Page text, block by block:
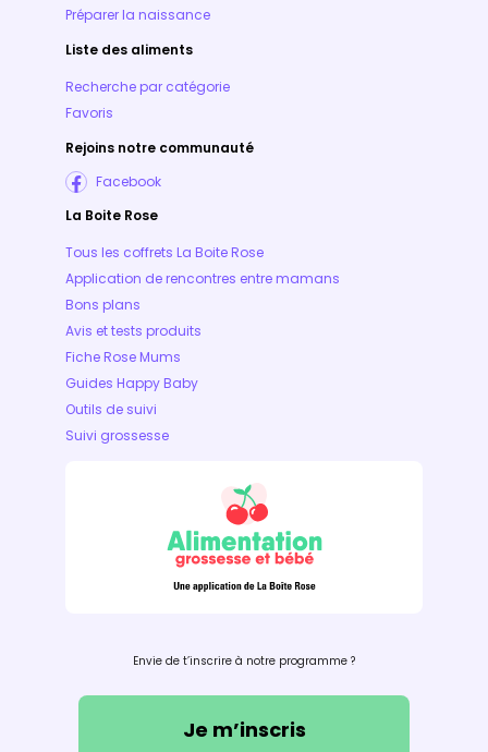
Préparer la naissance
Liste des aliments
Recherche par catégorie
Favoris
Rejoins notre communauté
Facebook
La Boite Rose
Tous les coffrets La Boite Rose
Application de rencontres entre mamans
Bons plans
Avis et tests produits
Fiche Rose Mums
Guides Happy Baby
Outils de suivi
Suivi grossesse
Envie de t’inscrire à notre programme ?
Je m’inscris